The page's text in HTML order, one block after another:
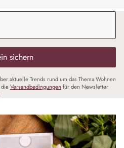
sichern
aktuelle Trends rund um das Thema Wohnen
Versandbedingungen für den Newsletter
.